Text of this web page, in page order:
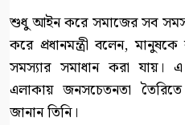
শুধু আইন করে সমাজের সব
করে প্রধানমন্ত্রী বলেন,
সমস্যার সমাধান করা
এলাকায় জনসচেতনতা
জানান তিনি।